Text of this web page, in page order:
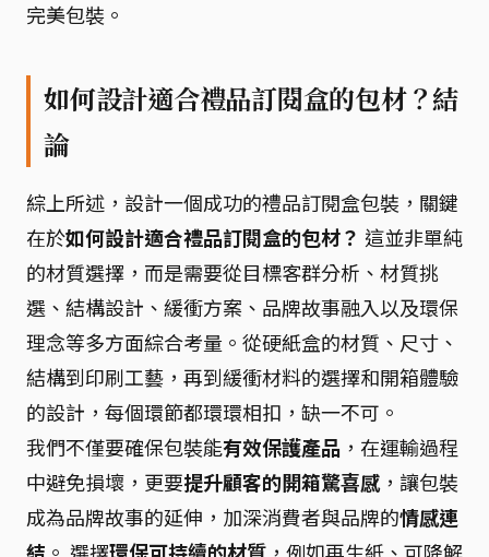
完美包裝。
如何設計適合禮品訂閱盒的包材？結
論
綜上所述，設計一個成功的禮品訂閱盒包裝，關鍵
在於如何設計適合禮品訂閱盒的包材？ 這並非單純
的材質選擇，而是需要從目標客群分析、材質挑
選、結構設計、緩衝方案、品牌故事融入以及環保
理念等多方面綜合考量。從硬紙盒的材質、尺寸、
結構到印刷工藝，再到緩衝材料的選擇和開箱體驗
的設計，每個環節都環環相扣，缺一不可。
我們不僅要確保包裝能有效保護產品 ，在運輸過程
中避免損壞，更要提升顧客的開箱驚喜感，讓包裝
成為品牌故事的延伸，加深消費者與品牌的情感連